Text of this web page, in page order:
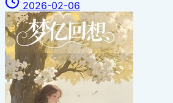
2026-02-06